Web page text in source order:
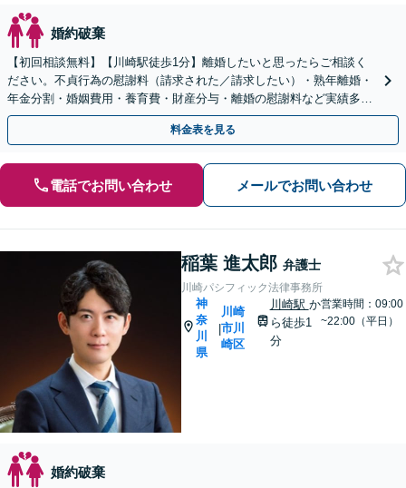
婚約破棄
【初回相談無料】【川崎駅徒歩1分】離婚したいと思ったらご相談く
ださい。不貞行為の慰謝料（請求された／請求したい）・熟年離婚・
年金分割・婚姻費用・養育費・財産分与・離婚の慰謝料など実績多
数。あなたの人生の再スタートを全力で後押しします。
料金表を見る
電話でお問い合わせ メールでお問い合わせ
稲葉 進太郎 弁護士
川崎パシフィック法律事務所
神
奈
川
県
|
川崎
市川
崎区
川崎駅 か
ら徒歩1
分
営業時間：09:00
~22:00（平日）
婚約破棄